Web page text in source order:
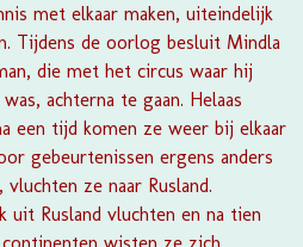
met elkaar maken, uiteindelijk
Tijdens de oorlog besluit Mindla
die met het circus waar hij
achterna te gaan. Helaas
een tijd komen ze weer bij elkaar
gebeurtenissen ergens anders
ze naar Rusland.
uit Rusland vluchten en na tien